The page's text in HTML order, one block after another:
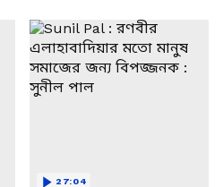
27:04